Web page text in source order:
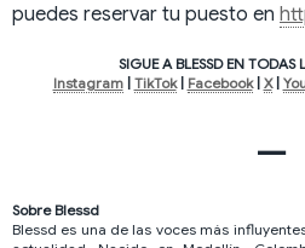
puedes reservar tu puesto en
SIGUE A BLESSD EN TODAS
Instagram| TikTok| Facebook| X|
—
Sobre Blessd
Blessd es una de las voces más